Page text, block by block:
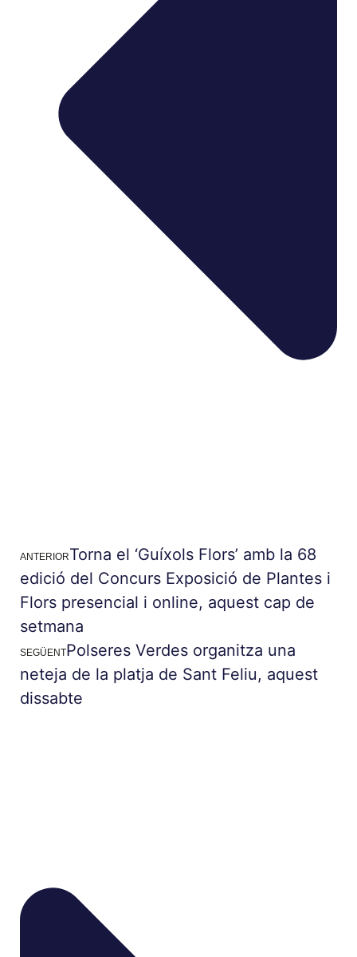
ANTERIORTorna el ‘Guíxols Flors’ amb la 68
edició del Concurs Exposició de Plantes i
Flors presencial i online, aquest cap de
setmana
SEGÜENTPolseres Verdes organitza una
neteja de la platja de Sant Feliu, aquest
dissabte